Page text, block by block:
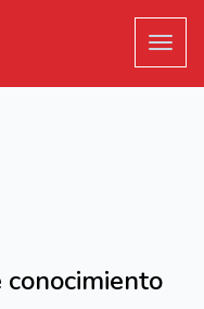
conocimiento